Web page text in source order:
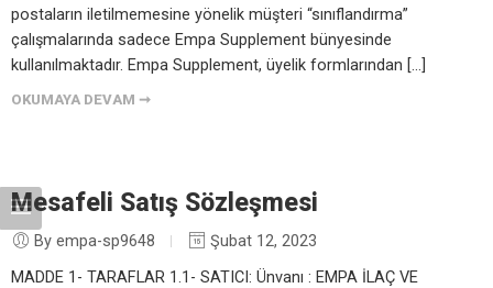
postaların iletilmemesine yönelik müşteri “sınıflandırma”
çalışmalarında sadece Empa Supplement bünyesinde
kullanılmaktadır. Empa Supplement, üyelik formlarından […]
OKUMAYA DEVAM ➞
Mesafeli Satış Sözleşmesi
By empa-sp9648
Şubat 12, 2023
MADDE 1- TARAFLAR 1.1- SATICI: Ünvanı : EMPA İLAÇ VE